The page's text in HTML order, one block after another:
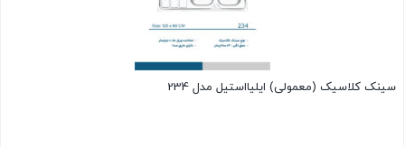
سینک کلاسیک (معمولی) ایلیااستیل مدل 234